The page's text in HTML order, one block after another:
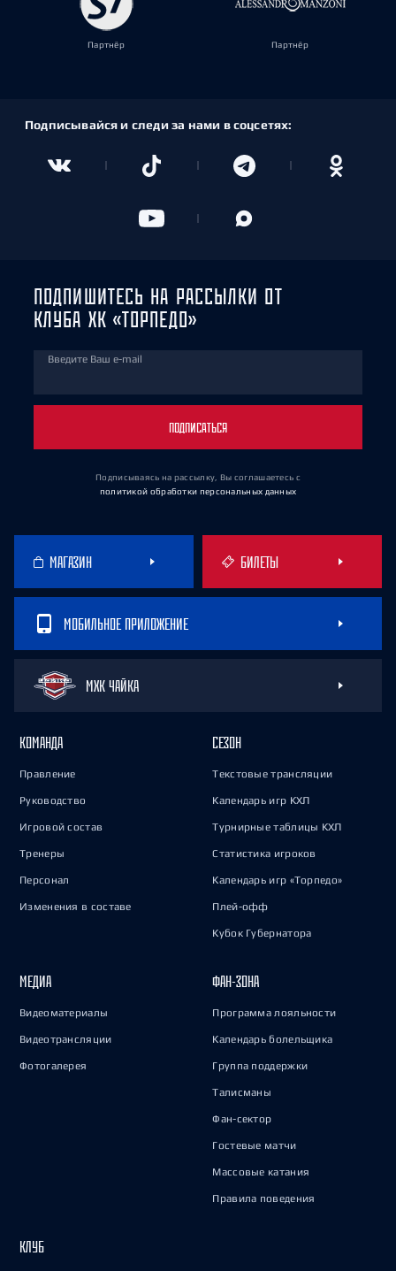
Партнёр Партнёр
Подписывайся и следи за нами в соцсетях:
ПОДПИШИТЕСЬ НА РАССЫЛКИ ОТ
КЛУБА ХК «ТОРПЕДО»
Введите Ваш e-mail
ПОДПИСАТЬСЯ
Подписываясь на рассылку, Вы соглашаетесь с
политикой обработки персональных данных
МАГАЗИН БИЛЕТЫ
МОБИЛЬНОЕ ПРИЛОЖЕНИЕ
МХК ЧАЙКА
КОМАНДА
Правление
Руководство
Игровой состав
Тренеры
Персонал
Изменения в составе
СЕЗОН
Текстовые трансляции
Календарь игр КХЛ
Турнирные таблицы КХЛ
Статистика игроков
Календарь игр «Торпедо»
Плей-офф
Кубок Губернатора
МЕДИА
Видеоматериалы
Видеотрансляции
Фотогалерея
ФАН-ЗОНА
Программа лояльности
Календарь болельщика
Группа поддержки
Талисманы
Фан-сектор
Гостевые матчи
Массовые катания
Правила поведения
КЛУБ